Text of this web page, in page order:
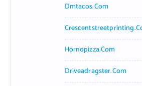
Dmtacos.com
Hornopizza.com
Driveadragster.com